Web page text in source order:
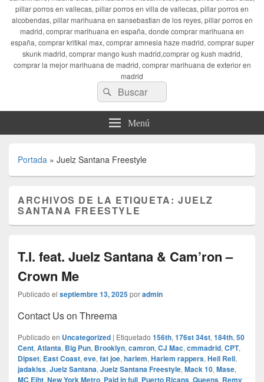
pillar porros en vallecas, pillar porros en villa de vallecas, pillar porros en
alcobendas, pillar marihuana en sansebastian de los reyes, pillar porros en
madrid, comprar marihuana en españa, donde comprar marihuana en
españa, comprar kritikal max, comprar amnesia haze madrid, comprar super
skunk madrid, comprar mango kush madrid,comprar og kush madrid,
comprar la mejor marihuana de madrid, comprar marihuana de exterior en
madrid
Buscar
por:
Buscar
Menú
Portada » Juelz Santana Freestyle
ARCHIVOS DE LA ETIQUETA:JUELZ
SANTANA FREESTYLE
T.I. feat. Juelz Santana & Cam’ron –
Crown Me
Publicado el septiembre 13, 2025poradmin
Contact Us on Threema
Publicado en Uncategorized | Etiquetado 156th, 176st 34st, 184th, 50
Cent, Atlanta, Big Pun, Brooklyn, camron, CJ Mac, cmmadrid, CPT,
Dipset, East Coast, eve, fat joe, harlem, Harlem rappers, Hell Rell,
jadakiss, Juelz Santana, Juelz Santana Freestyle, Mack 10, Mase,
MC Eiht, New York Metro, Paid in full, Puerto Ricans, Queens, Remy